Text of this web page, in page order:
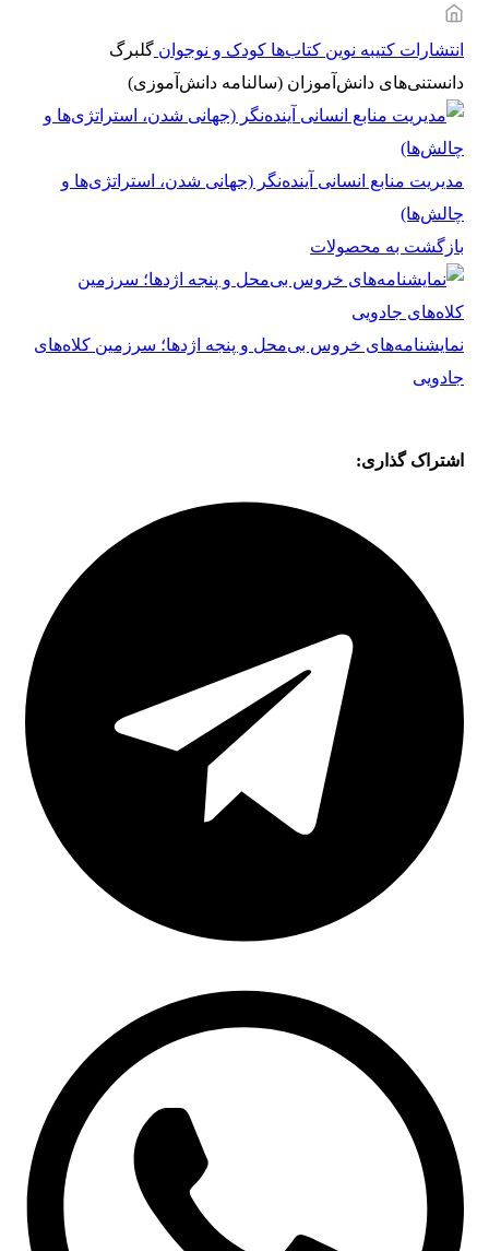
انتشارات کتیبه نوین کتاب‌ها کودک و نوجوان گلبرگ
دانستنی‌های دانش‌آموزان (سالنامه دانش‌آموزی)
مدیریت منابع انسانی آینده‌نگر (جهانی شدن، استراتژی‌ها و
چالش‌ها)
بازگشت به محصولات
نمایشنامه‌های خروس بی‌محل و پنجه اژدها؛ سرزمین کلاه‌های
جادویی
اشتراک گذاری: